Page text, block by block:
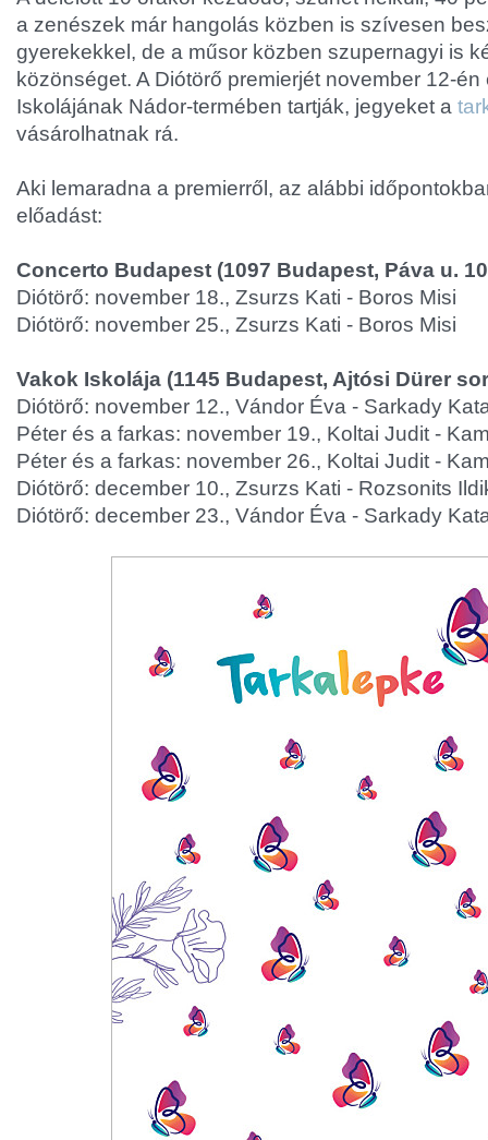
a zenészek már hangolás közben is szívesen
gyerekekkel, de a műsor közben szupernagyi is
közönséget. A Diótörő premierjét november 12-
Iskolájának Nádor-termében tartják, jegyeket a
vásárolhatnak rá.
Aki lemaradna a premierről, az alábbi
előadást:
Concerto Budapest (1097 Budapest, Páva u.
Diótörő: november 18., Zsurzs Kati - Boros Misi
Diótörő: november 25., Zsurzs Kati - Boros Misi
Vakok Iskolája (1145 Budapest, Ajtósi Dürer
Diótörő: november 12., Vándor Éva - Sarkady
Péter és a farkas: november 19., Koltai Judit -
Péter és a farkas: november 26., Koltai Judit -
Diótörő: december 10., Zsurzs Kati - Rozsonits
Diótörő: december 23., Vándor Éva - Sarkady